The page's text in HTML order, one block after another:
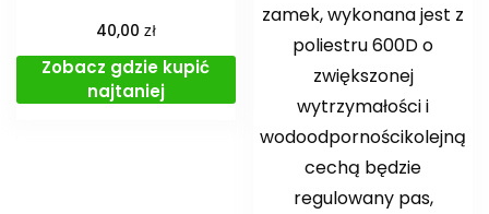
40,00 zł
Zobacz gdzie kupić
najtaniej
zamek, wykonana jest z
poliestru 600D o
zwiększonej
wytrzymałości i
wodoodpornościkolejną
cechą będzie
regulowany pas,